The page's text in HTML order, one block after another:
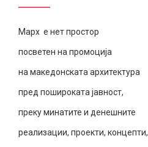
Марх е нет простор
посветен на промоција
на македонската архитектура
пред пошироката јавност,
преку минатите и денешните
реализации, проекти, концепти,